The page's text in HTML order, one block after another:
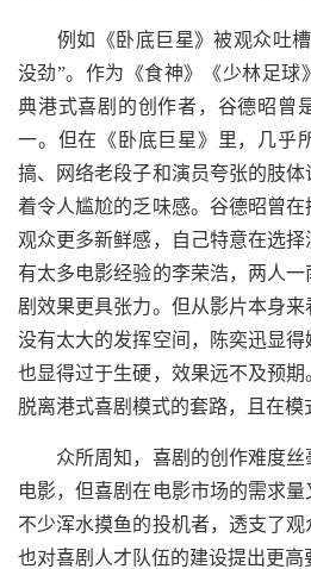
例如《卧底巨星》被观众吐槽
没劲”。作为《食神》《少林足球
典港式喜剧的创作者，谷德昭曾
一。但在《卧底巨星》里，几乎
搞、网络老段子和演员夸张的肢
着令人尴尬的乏味感。谷德昭曾
观众更多新鲜感，自己特意在选
有太多电影经验的李荣浩，两人
剧效果更具张力。但从影片本身
没有太大的发挥空间，陈奕迅显
也显得过于生硬，效果远不及预
脱离港式喜剧模式的套路，且在模
众所周知，喜剧的创作难度丝
电影，但喜剧在电影市场的需求
不少浑水摸鱼的投机者，透支了
也对喜剧人才队伍的建设提出更高